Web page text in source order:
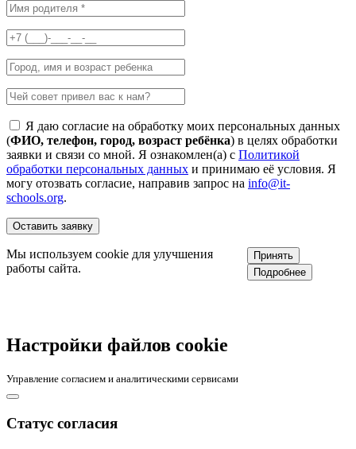
Я даю согласие на обработку моих персональных данных
(ФИО, телефон, город, возраст ребёнка) в целях обработки
заявки и связи со мной. Я ознакомлен(а) с Политикой
обработки персональных данных и принимаю её условия. Я
могу отозвать согласие, направив запрос на info@it-
schools.org.
Мы используем cookie для улучшения
работы сайта.
Принять
Подробнее
Настройки файлов cookie
Управление согласием и аналитическими сервисами
Статус согласия